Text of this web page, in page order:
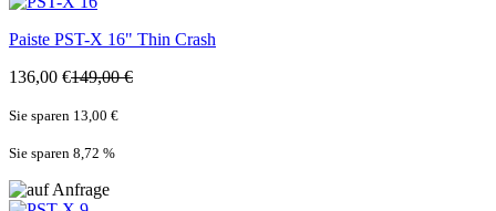
Paiste PST-X 16" Thin Crash
136,00 €149,00 €
Sie sparen 13,00 €
Sie sparen 8,72 %